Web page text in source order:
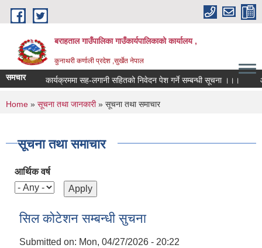
Skip to main content
बराहताल गाउँपालिका गाउँकार्यपालिकाको कार्यालय ,
कुनाथरी कर्णाली प्रदेश ,सुर्खेत नेपाल
समचारकार्यक्रममा सह-लगानी सहितको निवेदन पेश गर्ने सम्बन्धी सूचना ।।। आ.ब.
You are here
Home » सूचना तथा जानकारी» सूचना तथा समाचार
सूचना तथा समाचार
आर्थिक वर्ष
सिल कोटेशन सम्बन्धी सुचना
Submitted on: Mon, 04/27/2026 - 20:22